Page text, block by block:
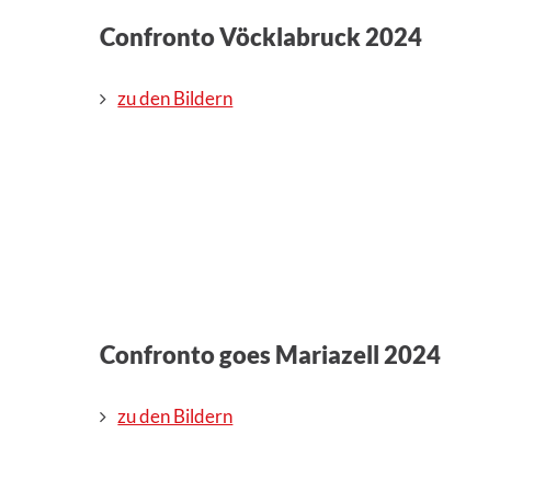
Confronto Vöcklabruck 2024
zu den Bildern
Confronto goes Mariazell 2024
zu den Bildern